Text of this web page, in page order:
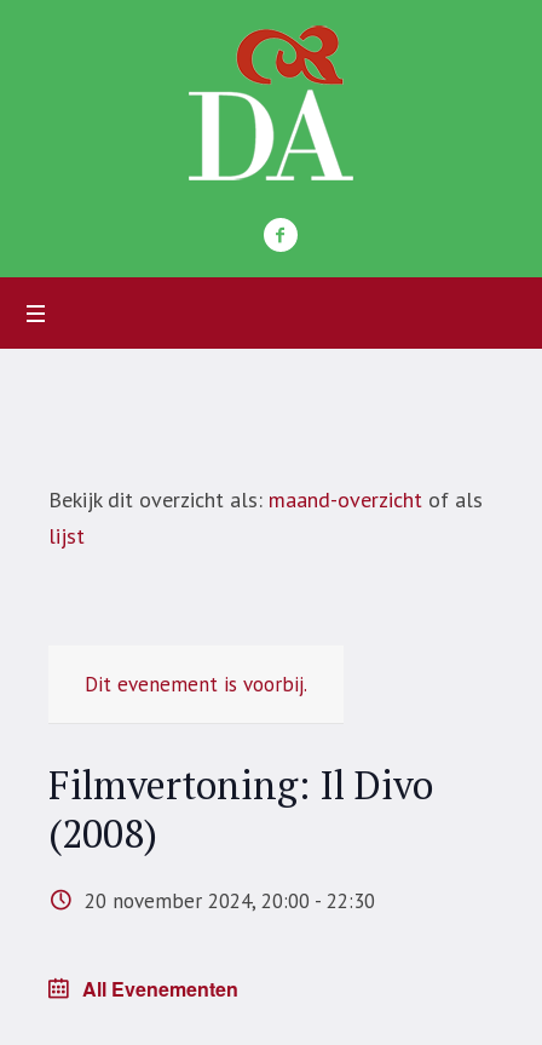
Bekijk dit overzicht als: maand-overzicht of als
lijst
Dit evenement is voorbij.
Filmvertoning: Il Divo
(2008)
20 november 2024, 20:00 - 22:30
All Evenementen